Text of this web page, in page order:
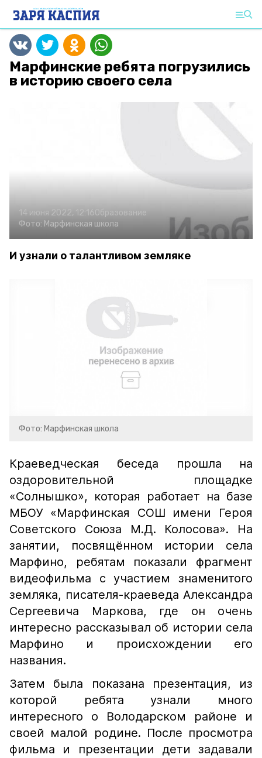
Марфинские ребята погрузились
в историю своего села
14 июня 2022, 12:16Образование
Фото: Марфинская школа
И узнали о талантливом земляке
Фото: Марфинская школа
Краеведческая беседа прошла на
оздоровительной площадке
«Солнышко», которая работает на базе
МБОУ «Марфинская СОШ имени Героя
Советского Союза М.Д. Колосова». На
занятии, посвящённом истории села
Марфино, ребятам показали фрагмент
видеофильма с участием знаменитого
земляка, писателя-краеведа Александра
Сергеевича Маркова, где он очень
интересно рассказывал об истории села
Марфино и происхождении его
названия.
Затем была показана презентация, из
которой ребята узнали много
интересного о Володарском районе и
своей малой родине. После просмотра
фильма и презентации дети задавали